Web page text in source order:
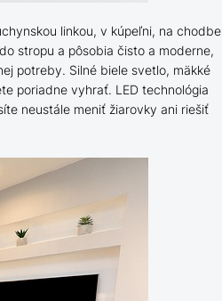
linkou, v kúpeľni, na chodbe
stropu a pôsobia čisto a moderne,
potreby. Silné biele svetlo, mäkké
poriadne vyhrať. LED technológia
neustále meniť žiarovky ani riešiť